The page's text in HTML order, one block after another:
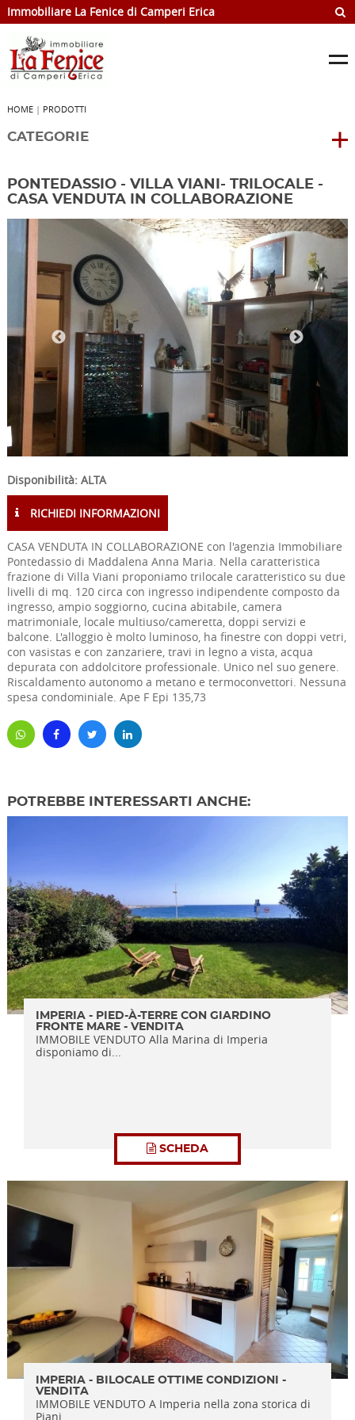
Immobiliare La Fenice di Camperi Erica
HOME| PRODOTTI
CATEGORIE
PONTEDASSIO - VILLA VIANI- TRILOCALE -
CASA VENDUTA IN COLLABORAZIONE
Disponibilità: ALTA
RICHIEDI INFORMAZIONI
CASA VENDUTA IN COLLABORAZIONE con l'agenzia Immobiliare
Pontedassio di Maddalena Anna Maria. Nella caratteristica
frazione di Villa Viani proponiamo trilocale caratteristico su due
livelli di mq. 120 circa con ingresso indipendente composto da
ingresso, ampio soggiorno, cucina abitabile, camera
matrimoniale, locale multiuso/cameretta, doppi servizi e
balcone. L'alloggio è molto luminoso, ha finestre con doppi vetri,
con vasistas e con zanzariere, travi in legno a vista, acqua
depurata con addolcitore professionale. Unico nel suo genere.
Riscaldamento autonomo a metano e termoconvettori. Nessuna
spesa condominiale. Ape F Epi 135,73
POTREBBE INTERESSARTI ANCHE:
IMPERIA - PIED-À-TERRE CON GIARDINO
FRONTE MARE - VENDITA
IMMOBILE VENDUTO Alla Marina di Imperia
disponiamo di...
SCHEDA
IMPERIA - BILOCALE OTTIME CONDIZIONI -
VENDITA
IMMOBILE VENDUTO A Imperia nella zona storica di
Piani...